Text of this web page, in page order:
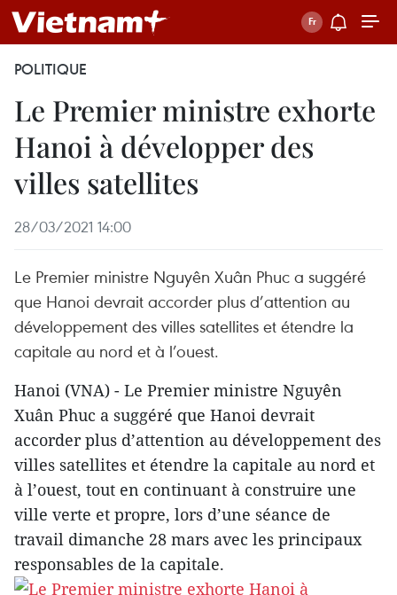
POLITIQUE
Le Premier ministre exhorte
Hanoi à développer des
villes satellites
28/03/2021 14:00
Le Premier ministre Nguyên Xuân Phuc a suggéré
que Hanoi devrait accorder plus d’attention au
développement des villes satellites et étendre la
capitale au nord et à l’ouest.
Hanoi (VNA) - Le Premier ministre Nguyên
Xuân Phuc a suggéré que Hanoi devrait
accorder plus d’attention au développement des
villes satellites et étendre la capitale au nord et
à l’ouest, tout en continuant à construire une
ville verte et propre, lors d’une séance de
travail dimanche 28 mars avec les principaux
responsables de la capitale.